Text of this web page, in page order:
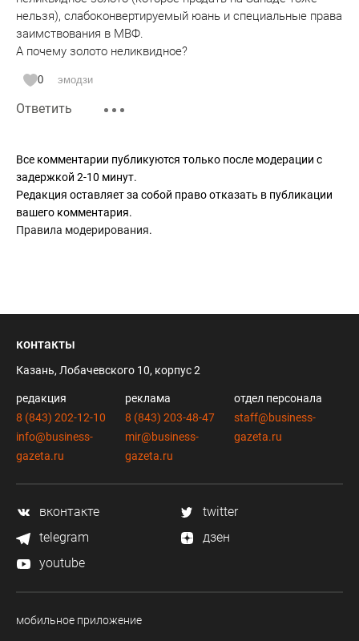
нельзя), слабоконвертируемый юань и специальные права
заимствования в МВФ.
А почему золото неликвидное?
0 эмодзи
Ответить
Все комментарии публикуются только после модерации с
задержкой 2-10 минут.
Редакция оставляет за собой право отказать в публикации
вашего комментария.
Правила модерирования.
контакты
Казань, Лобачевского 10, корпус 2
редакция
8 (843) 202-12-10
info@business-
gazeta.ru
реклама
8 (843) 203-48-47
mir@business-
gazeta.ru
отдел персонала
staff@business-
gazeta.ru
вконтакте
twitter
telegram
дзен
youtube
мобильное приложение